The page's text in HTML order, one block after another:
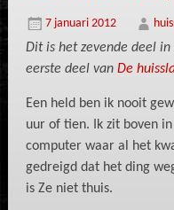
7 januari 2012
Dit is het zevende deel in
eerste deel van De
Een held ben ik nooit
uur of tien. Ik zit boven
computer waar al het
gedreigd dat het ding
is Ze niet thuis.